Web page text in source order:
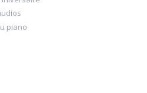
piano